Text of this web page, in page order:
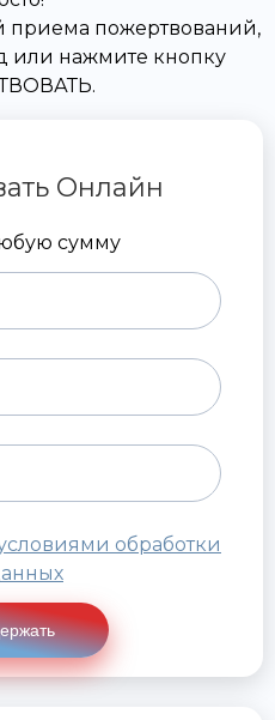
приема пожертвований,
или нажмите кнопку
Онлайн
сумму
обработки